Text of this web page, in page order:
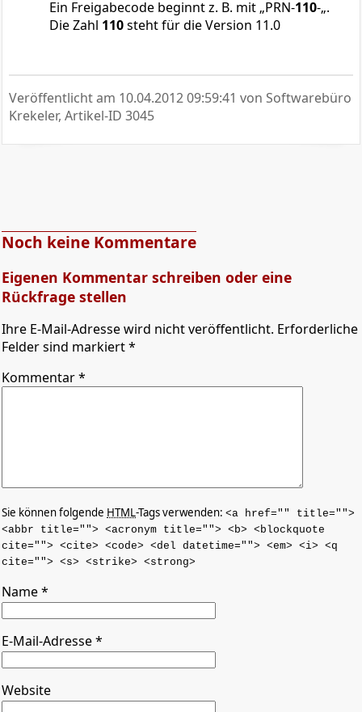
Ein Freigabecode beginnt z. B. mit „PRN-110-„.
Die Zahl 110steht für die Version 11.0
Veröffentlicht am 10.04.2012 09:59:41 von Softwarebüro
Krekeler, Artikel-ID 3045
Noch keine Kommentare
Eigenen Kommentar schreiben oder eine
Rückfrage stellen
Ihre E-Mail-Adresse wird nicht veröffentlicht. Erforderliche
Felder sind markiert *
Kommentar*
Sie können folgende HTML-Tags verwenden: <a href="" title="">
<abbr title=""> <acronym title=""> <b> <blockquote
cite=""> <cite> <code> <del datetime=""> <em> <i> <q
cite=""> <s> <strike> <strong>
Name*
E-Mail-Adresse*
Website